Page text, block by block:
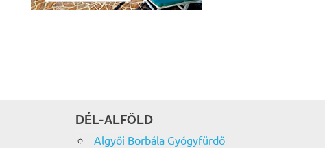
DÉL-ALFÖLD
Algyői Borbála Gyógyfürdő